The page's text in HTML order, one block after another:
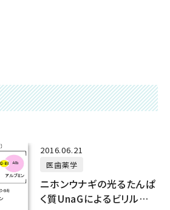
2016.06.21
医歯薬学
ニホンウナギの光るたんぱ
く質UnaGによるビリルビン